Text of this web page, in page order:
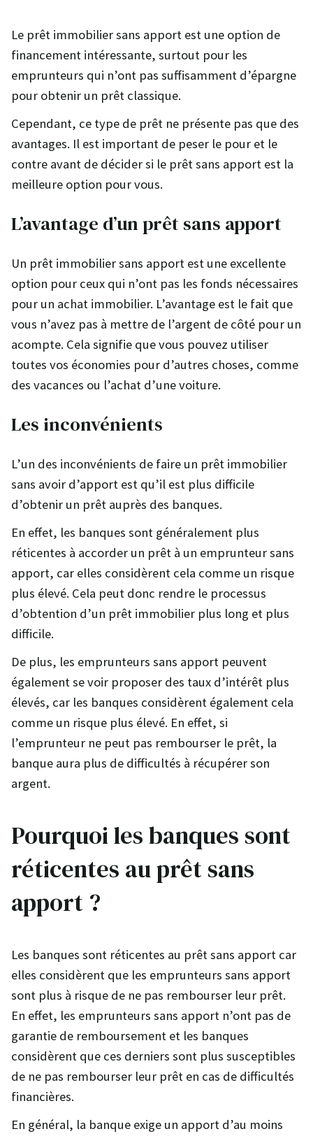
Le prêt immobilier sans apport est une option de
financement intéressante, surtout pour les
emprunteurs qui n’ont pas suffisamment d’épargne
pour obtenir un prêt classique.
Cependant, ce type de prêt ne présente pas que des
avantages. Il est important de peser le pour et le
contre avant de décider si le prêt sans apport est la
meilleure option pour vous.
L’avantage d’un prêt sans apport
Un prêt immobilier sans apport est une excellente
option pour ceux qui n’ont pas les fonds nécessaires
pour un achat immobilier. L’avantage est le fait que
vous n’avez pas à mettre de l’argent de côté pour un
acompte. Cela signifie que vous pouvez utiliser
toutes vos économies pour d’autres choses, comme
des vacances ou l’achat d’une voiture.
Les inconvénients
L’un des inconvénients de faire un prêt immobilier
sans avoir d’apport est qu’il est plus difficile
d’obtenir un prêt auprès des banques.
En effet, les banques sont généralement plus
réticentes à accorder un prêt à un emprunteur sans
apport, car elles considèrent cela comme un risque
plus élevé. Cela peut donc rendre le processus
d’obtention d’un prêt immobilier plus long et plus
difficile.
De plus, les emprunteurs sans apport peuvent
également se voir proposer des taux d’intérêt plus
élevés, car les banques considèrent également cela
comme un risque plus élevé. En effet, si
l’emprunteur ne peut pas rembourser le prêt, la
banque aura plus de difficultés à récupérer son
argent.
Pourquoi les banques sont
réticentes au prêt sans
apport ?
Les banques sont réticentes au prêt sans apport car
elles considèrent que les emprunteurs sans apport
sont plus à risque de ne pas rembourser leur prêt.
En effet, les emprunteurs sans apport n’ont pas de
garantie de remboursement et les banques
considèrent que ces derniers sont plus susceptibles
de ne pas rembourser leur prêt en cas de difficultés
financières.
En général, la banque exige un apport d’au moins